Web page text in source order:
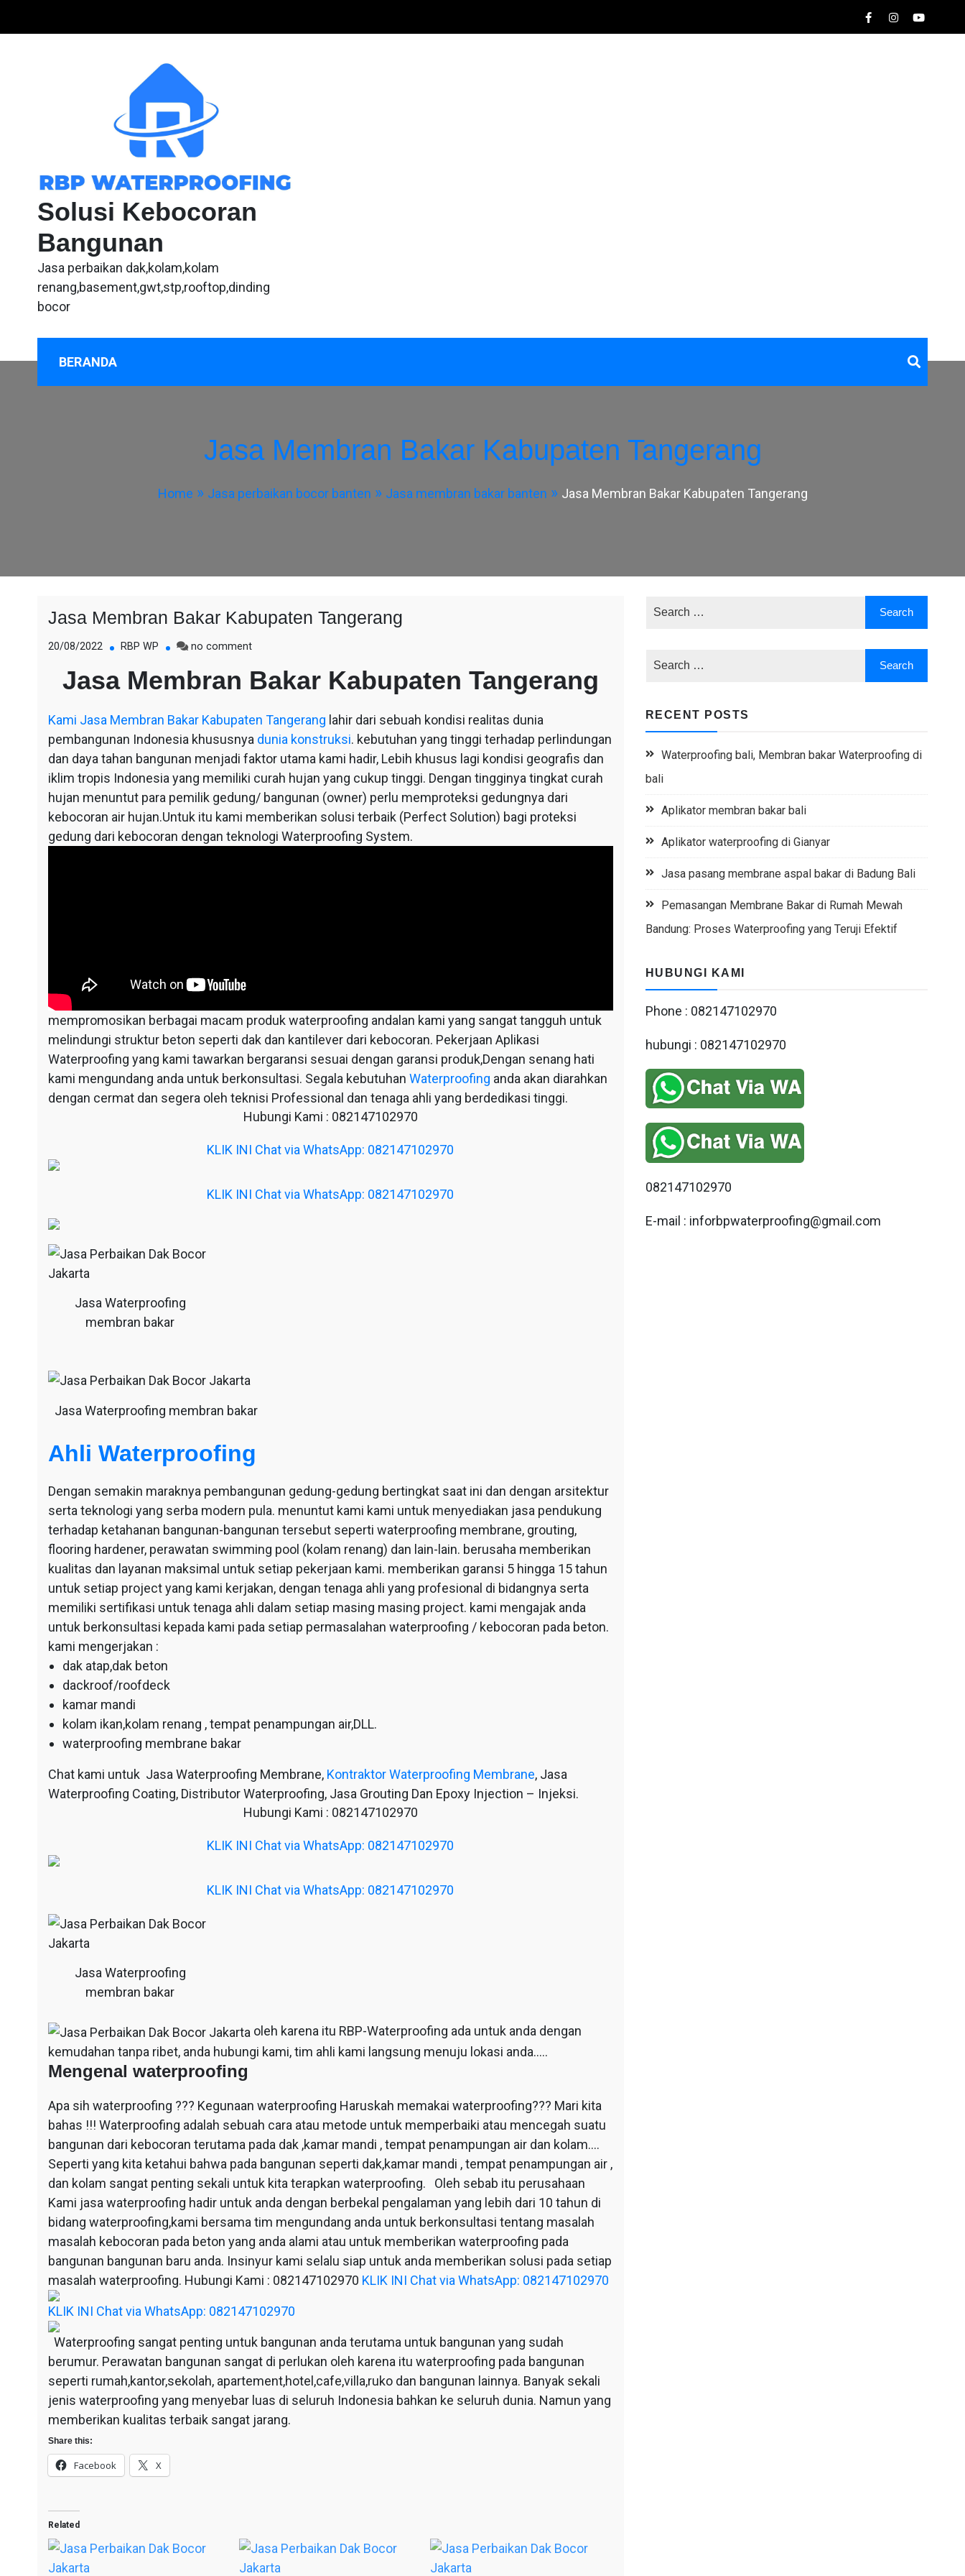
Solusi Kebocoran
Bangunan
Jasa perbaikan dak,kolam,kolam
renang,basement,gwt,stp,rooftop,dinding
bocor
BERANDA
Jasa Membran Bakar Kabupaten Tangerang
Home Jasa perbaikan bocor banten Jasa membran bakar banten Jasa Membran Bakar Kabupaten Tangerang
Jasa Membran Bakar Kabupaten Tangerang
20/08/2022 RBP WP no commenton
Membran
Bakar
Tangerang
Jasa Membran Bakar Kabupaten Tangerang
Kami Jasa Membran Bakar Kabupaten Tangerang lahir dari sebuah kondisi realitas dunia
pembangunan Indonesia khususnya dunia konstruksi. kebutuhan yang tinggi terhadap perlindungan
dan daya tahan bangunan menjadi faktor utama kami hadir, Lebih khusus lagi kondisi geografis dan
iklim tropis Indonesia yang memiliki curah hujan yang cukup tinggi. Dengan tingginya tingkat curah
hujan menuntut para pemilik gedung/ bangunan (owner) perlu memproteksi gedungnya dari
kebocoran air hujan.Untuk itu kami memberikan solusi terbaik (Perfect Solution) bagi proteksi
gedung dari kebocoran dengan teknologi Waterproofing System.
mempromosikan berbagai macam produk waterproofing andalan kami yang sangat tangguh untuk
melindungi struktur beton seperti dak dan kantilever dari kebocoran. Pekerjaan Aplikasi
Waterproofing yang kami tawarkan bergaransi sesuai dengan garansi produk,Dengan senang hati
kami mengundang anda untuk berkonsultasi. Segala kebutuhan Waterproofing anda akan diarahkan
dengan cermat dan segera oleh teknisi Professional dan tenaga ahli yang berdedikasi tinggi.
Hubungi Kami : 082147102970
KLIK INI Chat via WhatsApp: 082147102970
KLIK INI Chat via WhatsApp: 082147102970
Jasa Waterproofing
membran bakar
Jasa Waterproofing membran bakar
Ahli Waterproofing
Dengan semakin maraknya pembangunan gedung-gedung bertingkat saat ini dan dengan arsitektur
serta teknologi yang serba modern pula. menuntut kami kami untuk menyediakan jasa pendukung
terhadap ketahanan bangunan-bangunan tersebut seperti waterproofing membrane, grouting,
flooring hardener, perawatan swimming pool (kolam renang) dan lain-lain. berusaha memberikan
kualitas dan layanan maksimal untuk setiap pekerjaan kami. memberikan garansi 5 hingga 15 tahun
untuk setiap project yang kami kerjakan, dengan tenaga ahli yang profesional di bidangnya serta
memiliki sertifikasi untuk tenaga ahli dalam setiap masing masing project. kami mengajak anda
untuk berkonsultasi kepada kami pada setiap permasalahan waterproofing / kebocoran pada beton.
kami mengerjakan :
dak atap,dak beton
dackroof/roofdeck
kamar mandi
kolam ikan,kolam renang , tempat penampungan air,DLL.
waterproofing membrane bakar
Chat kami untuk Jasa Waterproofing Membrane, Kontraktor Waterproofing Membrane, Jasa
Waterproofing Coating, Distributor Waterproofing, Jasa Grouting Dan Epoxy Injection – Injeksi.
Hubungi Kami : 082147102970
KLIK INI Chat via WhatsApp: 082147102970
KLIK INI Chat via WhatsApp: 082147102970
Jasa Waterproofing
membran bakar
oleh karena itu RBP-Waterproofing ada untuk anda dengan
kemudahan tanpa ribet, anda hubungi kami, tim ahli kami langsung menuju lokasi anda…..
Mengenal waterproofing
Apa sih waterproofing ??? Kegunaan waterproofing Haruskah memakai waterproofing??? Mari kita
bahas !!! Waterproofing adalah sebuah cara atau metode untuk memperbaiki atau mencegah suatu
bangunan dari kebocoran terutama pada dak ,kamar mandi , tempat penampungan air dan kolam….
Seperti yang kita ketahui bahwa pada bangunan seperti dak,kamar mandi , tempat penampungan air ,
dan kolam sangat penting sekali untuk kita terapkan waterproofing. Oleh sebab itu perusahaan
Kami jasa waterproofing hadir untuk anda dengan berbekal pengalaman yang lebih dari 10 tahun di
bidang waterproofing,kami bersama tim mengundang anda untuk berkonsultasi tentang masalah
masalah kebocoran pada beton yang anda alami atau untuk memberikan waterproofing pada
bangunan bangunan baru anda. Insinyur kami selalu siap untuk anda memberikan solusi pada setiap
masalah waterproofing. Hubungi Kami : 082147102970 KLIK INI Chat via WhatsApp: 082147102970
KLIK INI Chat via WhatsApp: 082147102970
Waterproofing sangat penting untuk bangunan anda terutama untuk bangunan yang sudah
berumur. Perawatan bangunan sangat di perlukan oleh karena itu waterproofing pada bangunan
seperti rumah,kantor,sekolah, apartement,hotel,cafe,villa,ruko dan bangunan lainnya. Banyak sekali
jenis waterproofing yang menyebar luas di seluruh Indonesia bahkan ke seluruh dunia. Namun yang
memberikan kualitas terbaik sangat jarang.
Share this:
Facebook X
Related
RECENT POSTS
Waterproofing bali, Membran bakar Waterproofing di
bali
Aplikator membran bakar bali
Aplikator waterproofing di Gianyar
Jasa pasang membrane aspal bakar di Badung Bali
Pemasangan Membrane Bakar di Rumah Mewah
Bandung: Proses Waterproofing yang Teruji Efektif
HUBUNGI KAMI
Phone : 082147102970
hubungi : 082147102970
082147102970
E-mail : inforbpwaterproofing@gmail.com